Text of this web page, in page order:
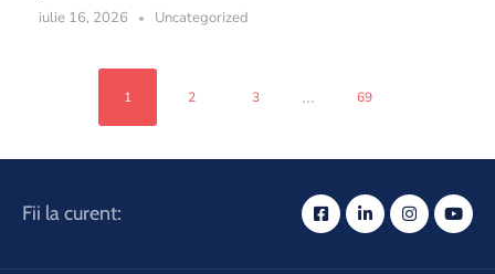
iulie 16, 2026 Uncategorized
1 2 3 ... 69
Fii la curent: